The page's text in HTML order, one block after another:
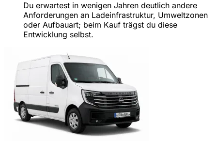
Du erwartest in wenigen Jahren deutlich andere
Anforderungen an Ladeinfrastruktur, Umweltzonen
oder Aufbauart; beim Kauf trägst du diese
Entwicklung selbst.